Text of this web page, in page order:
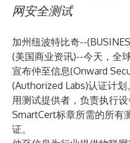
网安全测试
加州纽波特比奇--(
(美国商业资讯)--今天，全
宣布仲至信息(Onward
(Authorized Labs)认证计
用测试提供者，负责执行
SmartCert标章所需的所有
证。